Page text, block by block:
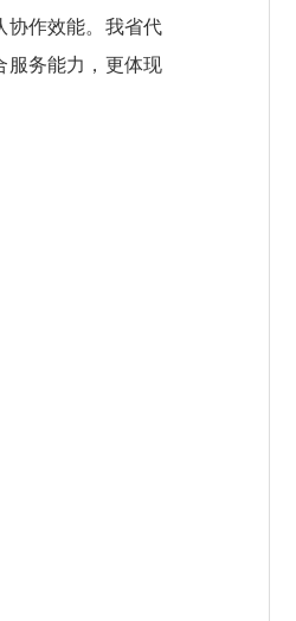
协作效能。我省代
服务能力，更体现